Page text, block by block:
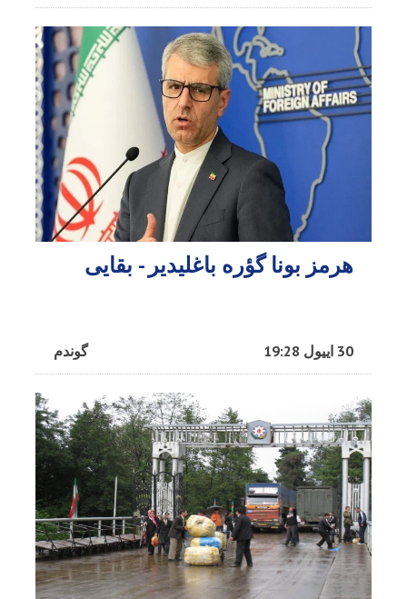
هرمز بونا گؤره باغلیدیر - بقایی
گوندم 30 اییول 19:28